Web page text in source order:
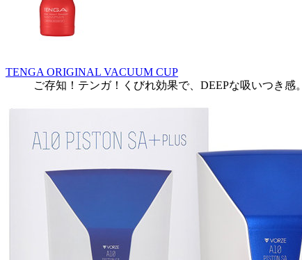
TENGA ORIGINAL VACUUM CUP
ご存知！テンガ！くびれ効果で、DEEPな吸いつき感。